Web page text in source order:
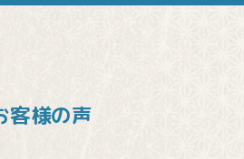
客様の声